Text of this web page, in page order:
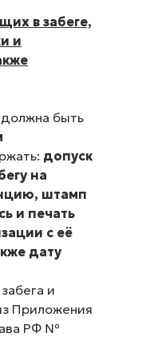
в забеге,
и
быть
допуск
на
штамп
и печать
с её
дату
и
Приложения
РФ №